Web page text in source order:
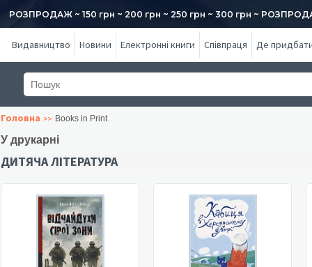
РОЗПРОДАЖ ~ 150 грн ~ 200 грн ~ 250 грн ~ 300 грн ~
Видавництво Новини Електронні книги Співпраця Де
Головна Books in Print
У друкарні
ДИТЯЧА ЛІТЕРАТУРА